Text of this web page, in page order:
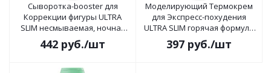
Сыворотка-booster для
Коррекции фигуры ULTRA
SLIM несмываемая, ночная
200мл
442 руб./шт
Моделирующий Термокрем
для Экспресс-похудения
ULTRA SLIM горячая формула
200мл
397 руб./шт